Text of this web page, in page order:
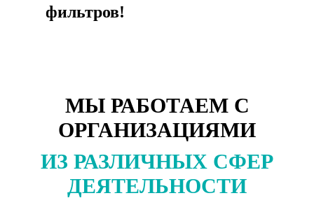
фильтров!
МЫ РАБОТАЕМ С
ОРГАНИЗАЦИЯМИ
ИЗ РАЗЛИЧНЫХ СФЕР
ДЕЯТЕЛЬНОСТИ